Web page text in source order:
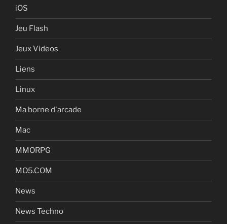
iOS
Jeu Flash
Jeux Videos
Liens
Linux
Ma borne d'arcade
Mac
MMORPG
MO5.COM
News
News Techno